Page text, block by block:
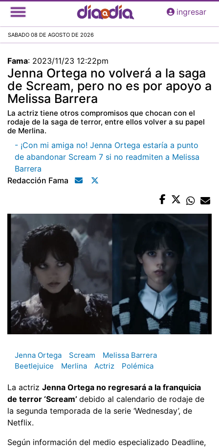
Pasar
al
principal
ingresar
SABADO 08 DE AGOSTO DE 2026
Fama: 2023/11/23 12:22pm
Jenna Ortega no volverá a la saga
de Scream, pero no es por apoyo a
Melissa Barrera
La actriz tiene otros compromisos que chocan con el
rodaje de la saga de terror, entre ellos volver a su papel
de Merlina.
- ¡Con mi amiga no! Jenna Ortega estaría a punto
de abandonar Scream 7 si no readmiten a Melissa
Barrera
Redacción Fama
Jenna Ortega Scream
Melissa Barrera
Beetlejuice
Merlina Actriz Polémica
La actriz Jenna Ortega no regresará a la franquicia
de terror ‘Scream’ debido al calendario de rodaje de
la segunda temporada de la serie ‘Wednesday’, de
Netflix.
Según información del medio especializado Deadline,